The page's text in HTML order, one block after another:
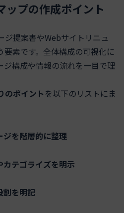
ップの作成ポイント
ジ提案書やWebサイトリニュ
要素です。全体構成の可視化に
ジ構成や情報の流れを一目で理
のポイントを以下のリストにま
ジを階層的に整理
テゴライズを明示
割を明記